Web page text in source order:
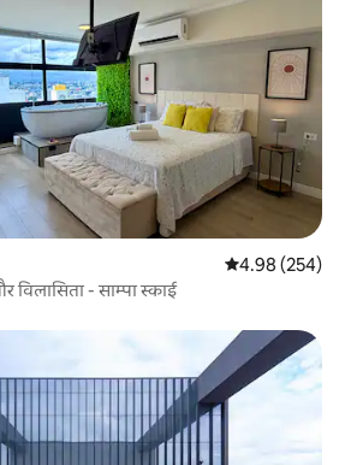
औसत रेटिंग 5 में से
4.98 (254)
- साम्पा स्काई